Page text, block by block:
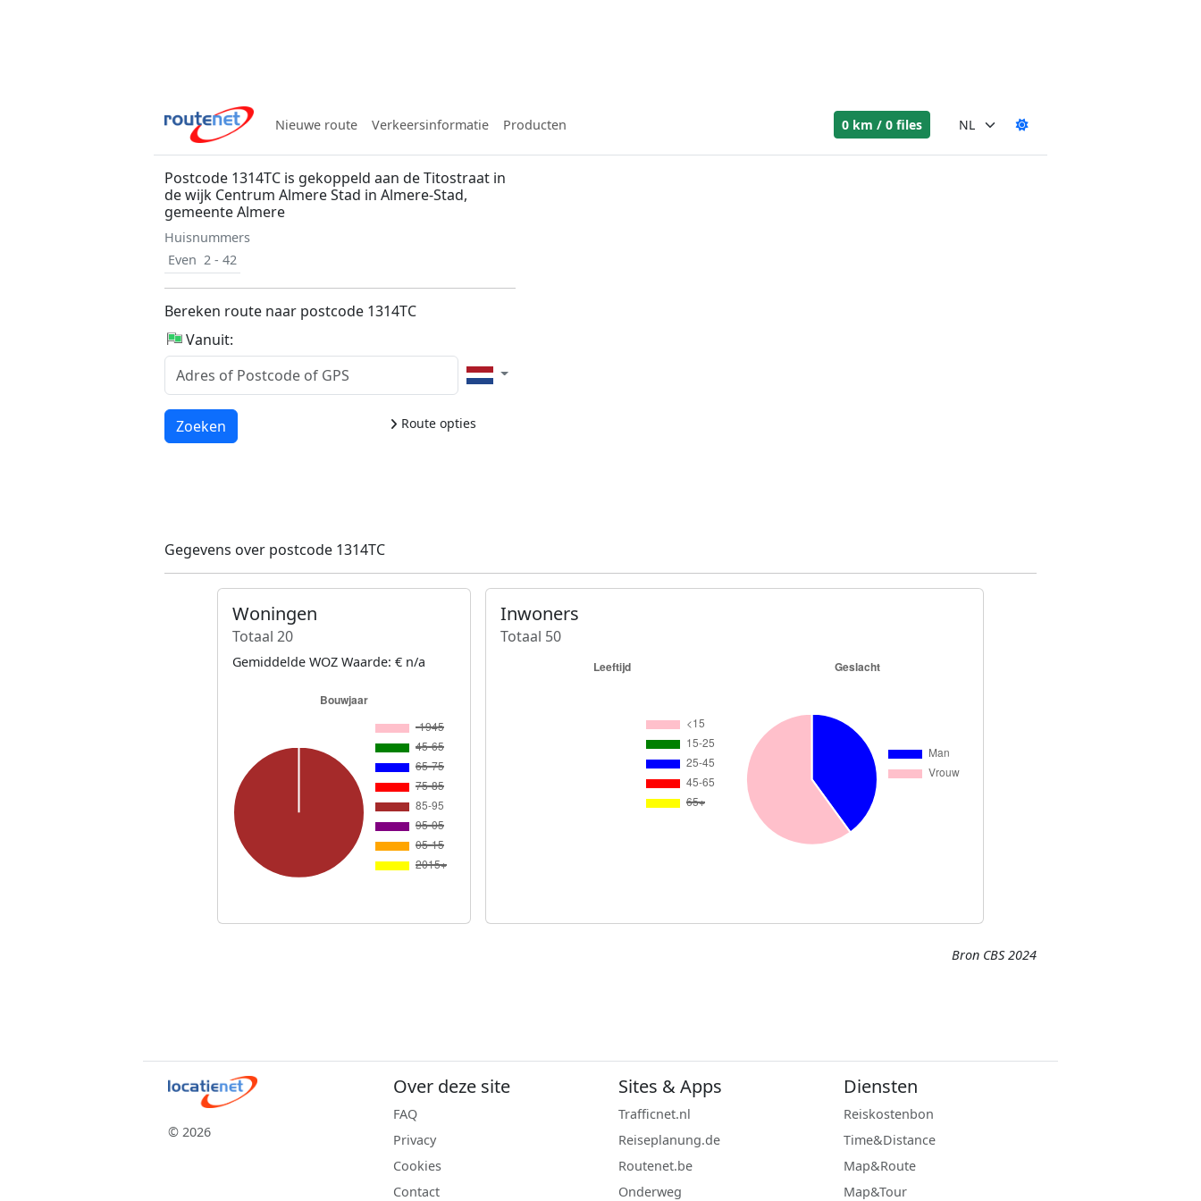
Nieuwe route Verkeersinformatie Producten 0 km / 0 files
Postcode 1314TC is gekoppeld aan de Titostraat in
de wijk Centrum Almere Stad in Almere-Stad,
gemeente Almere
Huisnummers
Even 2 - 42
Bereken route naar postcode 1314TC
Vanuit:
Route opties
Laden...
Zoeken
Gegevens over postcode 1314TC
Woningen
Totaal 20
Gemiddelde WOZ Waarde: € n/a
Inwoners
Totaal 50
Bron CBS 2024
© 2026
Over deze site
FAQ
Privacy
Cookies
Contact
Sites & Apps
Trafficnet.nl
Reiseplanung.de
Routenet.be
Onderweg
Diensten
Reiskostenbon
Time&Distance
Map&Route
Map&Tour